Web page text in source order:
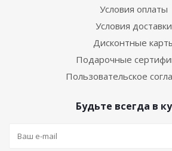
Условия оплаты
Условия доставки
Дисконтные
Подарочные
Пользовательское
Будьте всегда в